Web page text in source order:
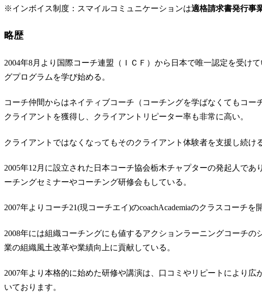
※インボイス制度：スマイルコミュニケーションは適格請求書発行事
略歴
2004年8月より国際コーチ連盟（ＩＣＦ）から日本で唯一認定を受け
グプログラムを学び始める。
コーチ仲間からはネイティブコーチ（コーチングを学ばなくてもコー
クライアントを獲得し、クライアントリピーター率も非常に高い。
クライアントではなくなってもそのクライアント体験者を支援し続け
2005年12月に設立された日本コーチ協会栃木チャプターの発起人で
ーチングセミナーやコーチング研修会もしている。
2007年よりコーチ21(現コーチエイ)のcoachAcademiaのクラスコーチを
2008年には組織コーチングにも値するアクションラーニングコーチ
業の組織風土改革や業績向上に貢献している。
2007年より本格的に始めた研修や講演は、口コミやリピートにより広
いております。